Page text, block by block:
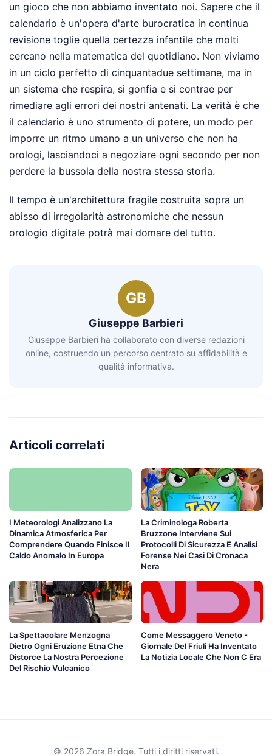
un gioco che non abbiamo inventato noi. Sapere che il
calendario è un'opera d'arte burocratica in continua
revisione toglie quella certezza infantile che molti
cercano nella matematica del quotidiano. Non viviamo
in un ciclo perfetto di cinquantadue settimane, ma in
un sistema che respira, si gonfia e si contrae per
rimediare agli errori dei nostri antenati. La verità è che
il calendario è uno strumento di potere, un modo per
imporre un ritmo umano a un universo che non ha
orologi, lasciandoci a negoziare ogni secondo per non
perdere la bussola della nostra stessa storia.
Il tempo è un'architettura fragile costruita sopra un
abisso di irregolarità astronomiche che nessun
orologio digitale potrà mai domare del tutto.
GB
Giuseppe Barbieri
Giuseppe Barbieri ha collaborato con diverse redazioni
online, costruendo un percorso centrato su affidabilità e
qualità informativa.
Articoli correlati
I Meteorologi Analizzano La
Dinamica Atmosferica Per
Comprendere Quando Finisce Il
Caldo Anomalo In Europa
La Criminologa Roberta
Bruzzone Interviene Sui
Protocolli Di Sicurezza E Analisi
Forense Nei Casi Di Cronaca
Nera
La Spettacolare Menzogna
Dietro Ogni Eruzione Etna Che
Distorce La Nostra Percezione
Del Rischio Vulcanico
Come Messaggero Veneto -
Giornale Del Friuli Ha Inventato
La Notizia Locale Che Non C Era
© 2026 Zora Bridge. Tutti i diritti riservati.